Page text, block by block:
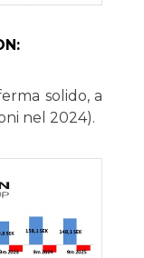
solido, a
nel 2024).